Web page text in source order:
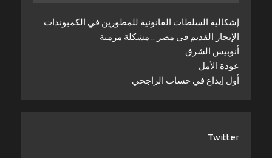
إشكالية السلطات القانونية للمطورين في الكمبوندات
الإيجار القديم في مصر .. مشكلة مزمنة
أنوبيس الشرق
عودة الأمل
أول إيداع في حساب الراجحي
Twitter